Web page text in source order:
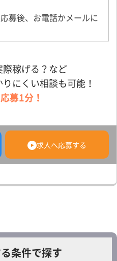
募後、お電話かメールに
稼げる？など
にくい相談も可能！
募1分！
求人へ応募する
条件で探す